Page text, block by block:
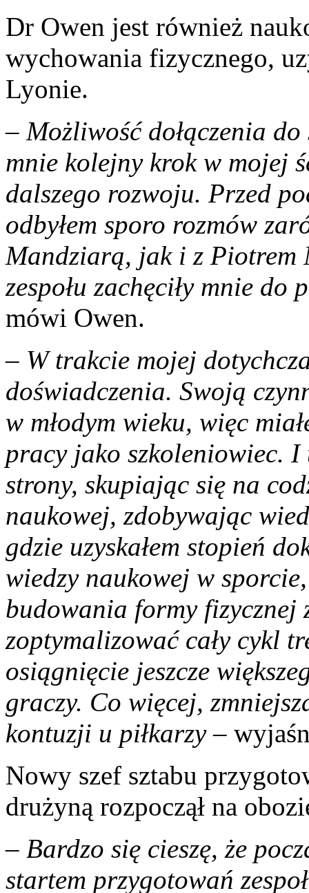
Dr Owen jest również
wychowania fizycznego,
Lyonie.
– Możliwość dołączenia
mnie kolejny krok w mojej
dalszego rozwoju. Przed
odbyłem sporo rozmów
Mandziarą, jak i z Piotrem
zespołu zachęciły mnie
mówi Owen.
– W trakcie mojej
doświadczenia. Swoją
w młodym wieku, więc
pracy jako szkoleniowiec.
strony, skupiając się na
naukowej, zdobywając
gdzie uzyskałem stopień
wiedzy naukowej w
budowania formy fizycznej
zoptymalizować cały cykl
osiągnięcie jeszcze
graczy. Co więcej,
kontuzji u piłkarzy–
Nowy szef sztabu
drużyną rozpoczął na
– Bardzo się cieszę, że
startem przygotowań